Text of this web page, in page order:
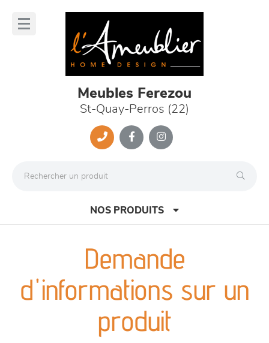
Meubles Ferezou
St-Quay-Perros (22)
NOS PRODUITS
canapés et fauteuils
séjours
meubles de complément
Demande
d'informations sur un
produit